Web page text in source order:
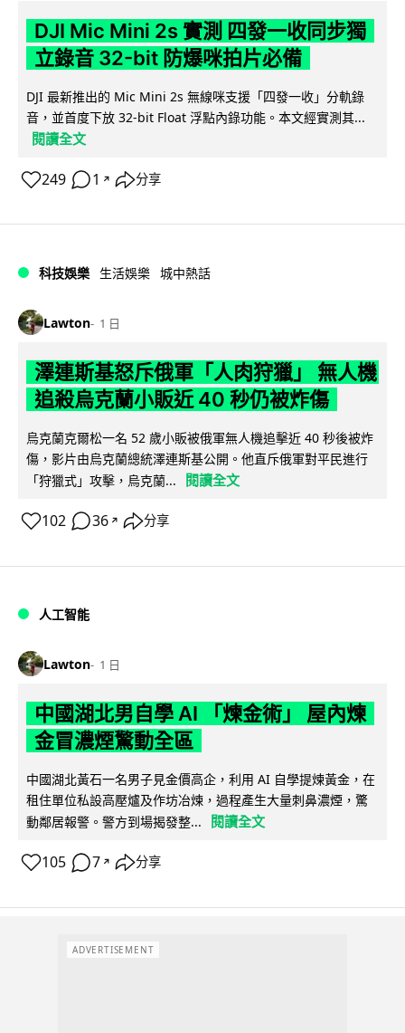
DJI Mic Mini 2s 實測 四發一收同步獨
立錄音 32-bit 防爆咪拍片必備
DJI 最新推出的 Mic Mini 2s 無線咪支援「四發一收」分軌錄
音，並首度下放 32-bit Float 浮點內錄功能。本文經實測其...
閱讀全文
249 1 ↗ 分享
科技娛樂 生活娛樂 城中熱話
Lawton 1 日
澤連斯基怒斥俄軍「人肉狩獵」 無人機
追殺烏克蘭小販近 40 秒仍被炸傷
烏克蘭克爾松一名 52 歲小販被俄軍無人機追擊近 40 秒後被炸
傷，影片由烏克蘭總統澤連斯基公開。他直斥俄軍對平民進行
「狩獵式」攻擊，烏克蘭...
閱讀全文
102 36 ↗ 分享
人工智能
Lawton 1 日
中國湖北男自學 AI 「煉金術」 屋內煉
金冒濃煙驚動全區
中國湖北黃石一名男子見金價高企，利用 AI 自學提煉黃金，在
租住單位私設高壓爐及作坊冶煉，過程產生大量刺鼻濃煙，驚
動鄰居報警。警方到場揭發整...
閱讀全文
105 7 ↗ 分享
ADVERTISEMENT